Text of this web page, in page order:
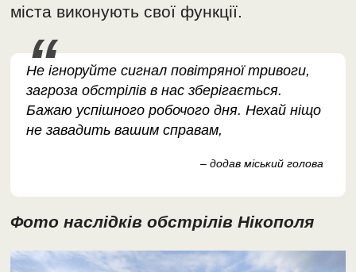
міста виконують свої функції.
Не ігноруйте сигнал повітряної тривоги,
загроза обстрілів в нас зберігається.
Бажаю успішного робочого дня. Нехай ніщо
не завадить вашим справам,
– додав міський голова
Фото наслідків обстрілів Нікополя